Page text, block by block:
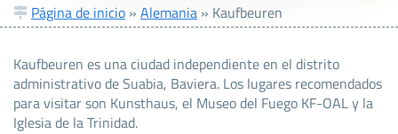
Página de inicio » Alemania » Kaufbeuren
Kaufbeuren es una ciudad independiente en el distrito
administrativo de Suabia, Baviera. Los lugares recomendados
para visitar son Kunsthaus, el Museo del Fuego KF-OAL y la
Iglesia de la Trinidad.